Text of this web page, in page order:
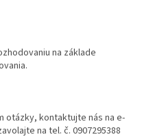
na základe
otázky, kontaktujte nás na e-
na tel. č. 0907295388